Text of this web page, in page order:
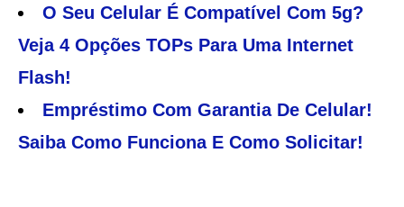
O Seu Celular É Compatível Com 5g?
Veja 4 Opções TOPs Para Uma Internet
Flash!
Empréstimo Com Garantia De Celular!
Saiba Como Funciona E Como Solicitar!